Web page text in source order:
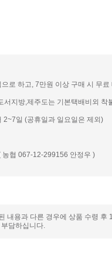
로 하고, 7만원 이상 구매 시 무
서지방,제주도는 기본택배비외 착
2~7일 (공휴일과 일요일은 제외)
농협 067-12-299156 안정우 )
내용과 다른 경우에 상품 수령
담하십니다.